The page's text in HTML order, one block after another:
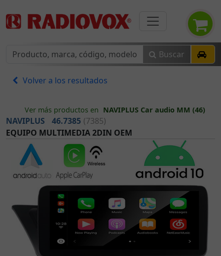
Buscar
Volver a los resultados
Ver más productos en NAVIPLUS Car audio MM (46)
NAVIPLUS 46.7385 (7385)
EQUIPO MULTIMEDIA 2DIN OEM